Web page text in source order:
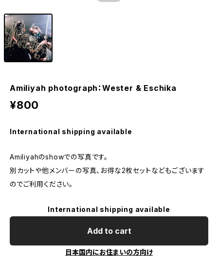
Amiliyah photograph：Wester & Eschika
¥800
International shipping available
Amiliyahのshowでの写真です。
別カットや他メンバーの写真、お得な2枚セットなどもございます
のでご利用ください。
International shipping available
Add to cart
日本国内にお住まいの方向け